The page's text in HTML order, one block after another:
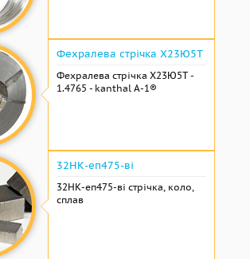
Фехралева стрічка Х23Ю5Т
Фехралева стрічка Х23Ю5Т -
1.4765 - kanthal A-1®
32НК-еп475-ві
32НК-еп475-ві стрічка, коло,
сплав